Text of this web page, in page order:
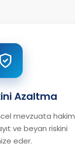
Azaltma
mevzuata hakim
ve beyan riskini
eder.